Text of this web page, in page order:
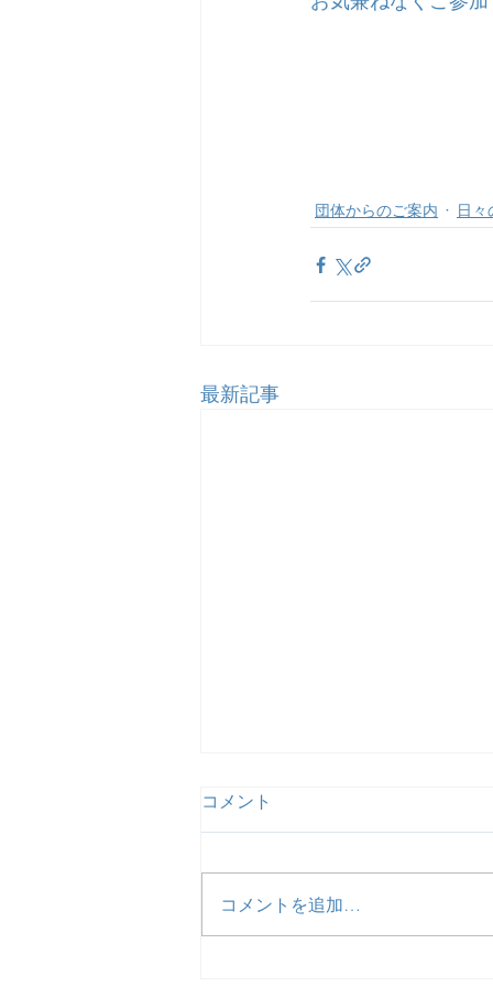
団体からのご案内 日々
最新記事
コメント
コメントを追加…